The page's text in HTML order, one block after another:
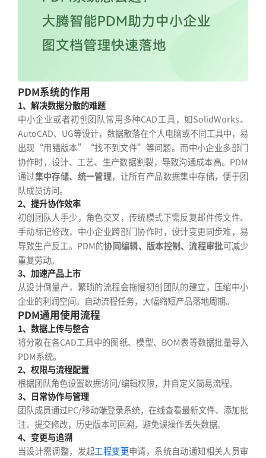
PDM系统的作用
1、解决数据分散的难题
中小企业或者初创团队常用多种CAD工具，如SolidWorks、
AutoCAD、UG等设计，数据散落在个人电脑或不同工具中，易
出现“用错版本”“找不到文件”等问题。而中小企业多部门
协作时，设计、工艺、生产数据割裂，导致沟通成本高。PDM
通过集中存储、统一管理，让所有产品数据集中存储，便于团
队成员访问。
2、提升协作效率
初创团队人手少，角色交叉，传统模式下需反复邮件传文件、
手动标记修改，中小企业跨部门协作时，设计变更同步难，易
导致生产反工。PDM的协同编辑、版本控制、流程审批可减少
重复劳动。
3、加速产品上市
从设计倒量产，繁琐的流程会拖慢初创团队的建立，压缩中小
企业的利润空间。自动流程任务，大幅缩短产品落地周期。
PDM通用使用流程
1、数据上传与整合
将分散在各CAD工具中的图纸、模型、BOM表等数据批量导入
PDM系统。
2、权限与流程配置
根据团队角色设置数据访问/编辑权限，并自定义简易流程。
3、日常协作与管理
团队成员通过PC/移动端登录系统，在线查看最新文件、添加批
注、提交修改，历史版本可回溯，避免误操作丢失数据。
4、变更与追溯
当设计需调整，发起工程变更申请，系统自动通知相关人员审